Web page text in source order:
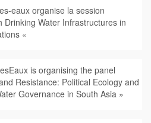
eaux organise la session
Drinking Water Infrastructures in
«
is organising the panel
Resistance: Political Ecology and
Governance in South Asia »